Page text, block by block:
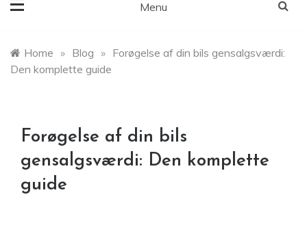
Menu
Home » Blog » Forøgelse af din bils gensalgsværdi:
Den komplette guide
Forøgelse af din bils
gensalgsværdi: Den komplette
guide